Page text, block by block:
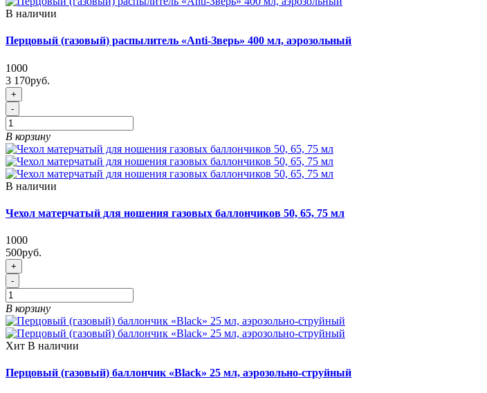
В наличии
Перцовый (газовый) распылитель «Anti-Зверь» 400 мл, аэрозольный
1000
3 170руб.
+
-
В корзину
В наличии
Чехол матерчатый для ношения газовых баллончиков 50, 65, 75 мл
1000
500руб.
+
-
В корзину
Хит В наличии
Перцовый (газовый) баллончик «Black» 25 мл, аэрозольно-струйный